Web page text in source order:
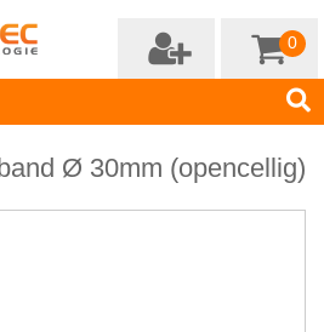
0
Ø 30mm (opencellig)